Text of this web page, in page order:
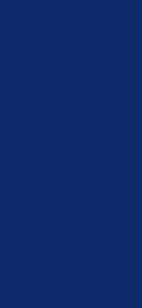
hóc do nhiệt độ cao.
suất của hệ thống
chính xác. Giao diện
dàng kiểm soát và
từ đó tối ưu hóa hiệu
không chỉ giúp
góp phần bảo vệ môi
suất hệ thống năng
trợ việc sử dụng năng
carbon.